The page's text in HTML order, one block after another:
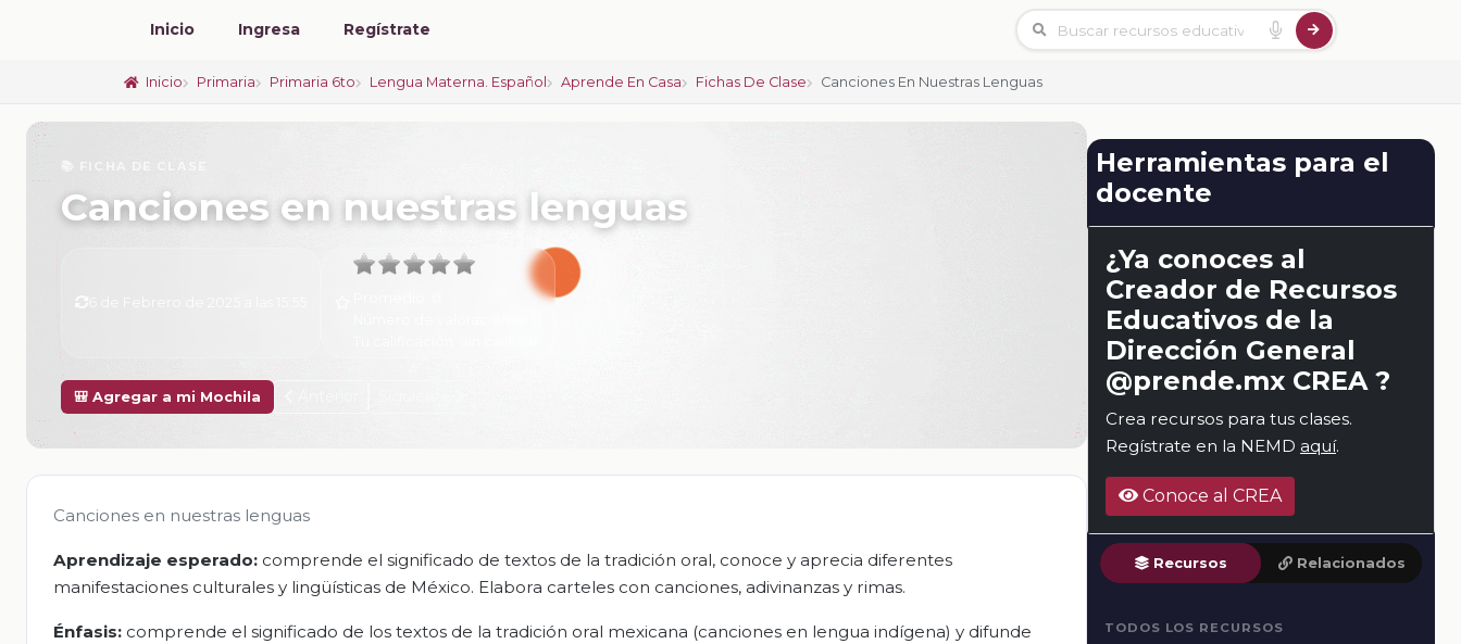
Inicio Ingresa Regístrate
Inicio Primaria Primaria 6to Lengua Materna. Español Aprende En Casa Fichas De Clase Canciones En Nuestras Lenguas
📚 FICHA DE CLASE
Canciones en nuestras lenguas
🎒 Agregar a mi Mochila
Canciones en nuestras lenguas
Aprendizaje esperado: comprende el significado de textos de la tradición oral, conoce y aprecia diferentes
manifestaciones culturales y lingüísticas de México. Elabora carteles con canciones, adivinanzas y rimas.
Énfasis: comprende el significado de los textos de la tradición oral mexicana (canciones en lengua indígena) y difunde
Herramientas para el
docente
¿Ya conoces al
Creador de Recursos
Educativos de la
Dirección General
@prende.mx CREA ?
Crea recursos para tus clases.
Regístrate en la NEMD aquí.
Conoce al CREA
Recursos Relacionados
TODOS LOS RECURSOS